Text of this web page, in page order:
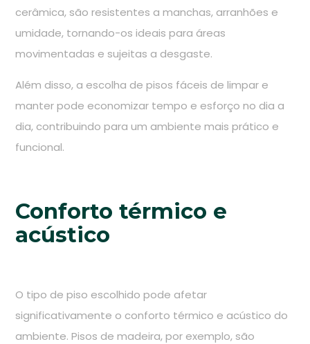
cerâmica, são resistentes a manchas, arranhões e
umidade, tornando-os ideais para áreas
movimentadas e sujeitas a desgaste.
Além disso, a escolha de pisos fáceis de limpar e
manter pode economizar tempo e esforço no dia a
dia, contribuindo para um ambiente mais prático e
funcional.
Conforto térmico e
acústico
O tipo de piso escolhido pode afetar
significativamente o conforto térmico e acústico do
ambiente. Pisos de madeira, por exemplo, são